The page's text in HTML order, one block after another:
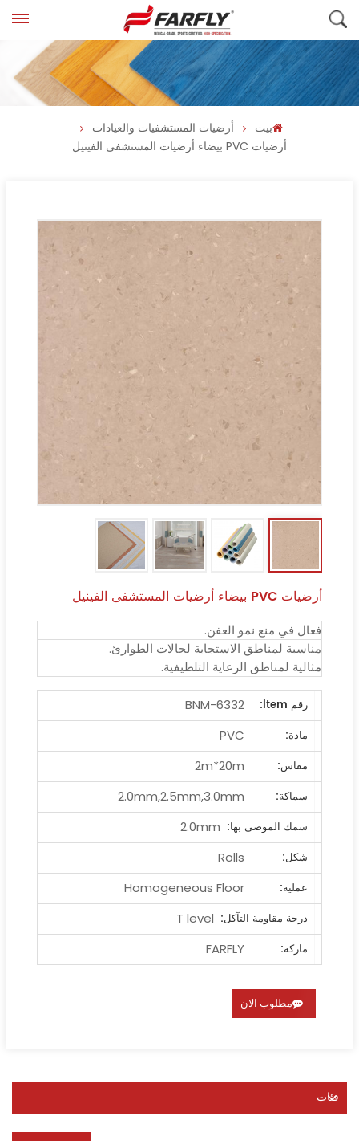
بيت
أرضيات المستشفيات والعيادات
أرضيات PVC بيضاء أرضيات المستشفى الفينيل
أرضيات PVC بيضاء أرضيات المستشفى الفينيل
فعال في منع نمو العفن.
مناسبة لمناطق الاستجابة لحالات الطوارئ.
مثالية لمناطق الرعاية التلطيفية.
رقم ltem:
BNM-6332
مادة:
PVC
مقاس:
2m*20m
سماكة:
2.0mm,2.5mm,3.0mm
سمك الموصى بها: 2.0mm
شكل:
Rolls
عملية:
Homogeneous Floor
درجة مقاومة التآكل: T level
ماركة:
FARFLY
مطلوب الان
فئات